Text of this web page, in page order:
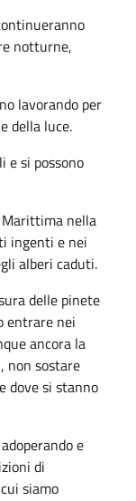
notturne,
lavorando per
della luce.
si possono
nella
ingenti e nei
alberi caduti.
delle pinete
entrare nei
ancora la
non sostare
dove si stanno
e
di
siamo